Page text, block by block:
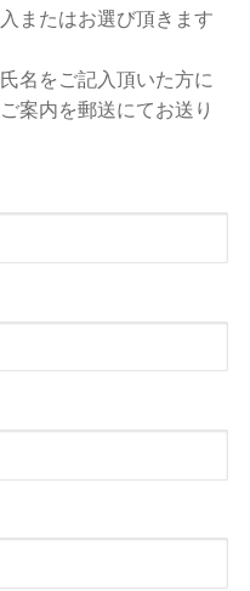
またはお選び頂きます
名をご記入頂いた方に
案内を郵送にてお送り